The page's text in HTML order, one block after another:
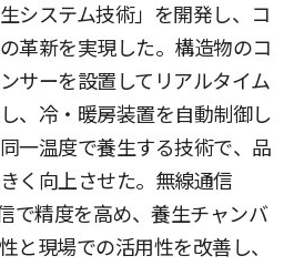
システム技術」を開発し、コ
革新を実現した。構造物のコ
サーを設置してリアルタイム
、冷・暖房装置を自動制御し
一温度で養生する技術で、品
く向上させた。無線通信
で精度を高め、養生チャンバ
と現場での活用性を改善し、